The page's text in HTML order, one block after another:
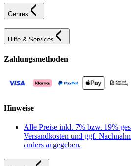
Genres
Hilfe & Services
Zahlungsmethoden
Hinweise
Alle Preise inkl. 7% bzw. 19%
Versandkosten und ggf.
anders angegeben.